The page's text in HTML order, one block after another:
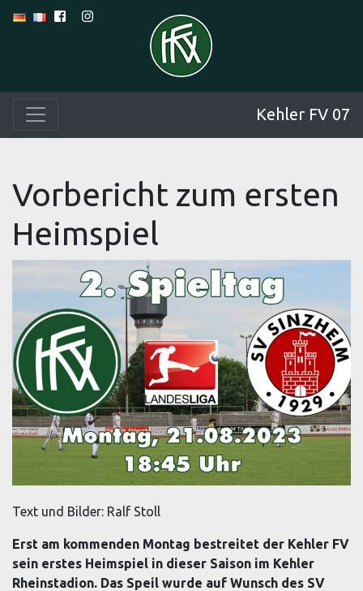
Kehler FV 07
Vorbericht zum ersten
Heimspiel
Text und Bilder: Ralf Stoll
Erst am kommenden Montag bestreitet der Kehler FV
sein erstes Heimspiel in dieser Saison im Kehler
Rheinstadion. Das Speil wurde auf Wunsch des SV